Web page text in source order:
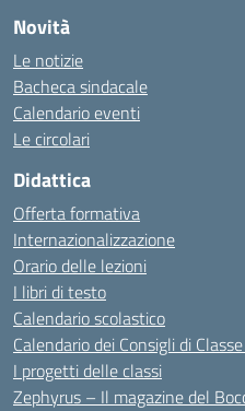
Novità
Le notizie
Bacheca sindacale
Calendario eventi
Le circolari
Didattica
Offerta formativa
Internazionalizzazione
Orario delle lezioni
I libri di testo
Calendario scolastico
Calendario dei Consigli di
I progetti delle classi
Zephyrus – Il magazine del